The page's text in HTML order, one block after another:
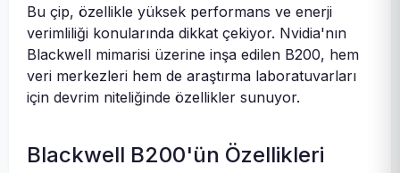
Bu çip, özellikle yüksek performans ve enerji
verimliliği konularında dikkat çekiyor. Nvidia'nın
Blackwell mimarisi üzerine inşa edilen B200, hem
veri merkezleri hem de araştırma laboratuvarları
için devrim niteliğinde özellikler sunuyor.
Blackwell B200'ün Özellikleri